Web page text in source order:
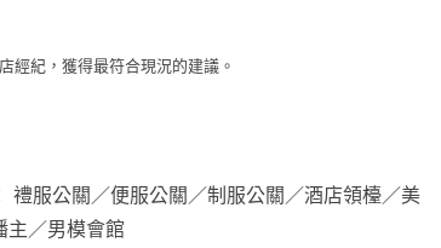
經紀，獲得最符合現況的建議。
服公關／便服公關／制服公關／酒店領檯／美
主／男模會館